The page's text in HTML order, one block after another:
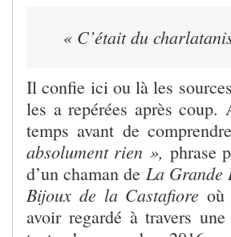
« C’était du
Il confie ici ou là les
les a repérées après
temps avant de
absolument rien », phrase
d’un chaman de La Grande
Bijoux de la Castafioreoù
avoir regardé à travers